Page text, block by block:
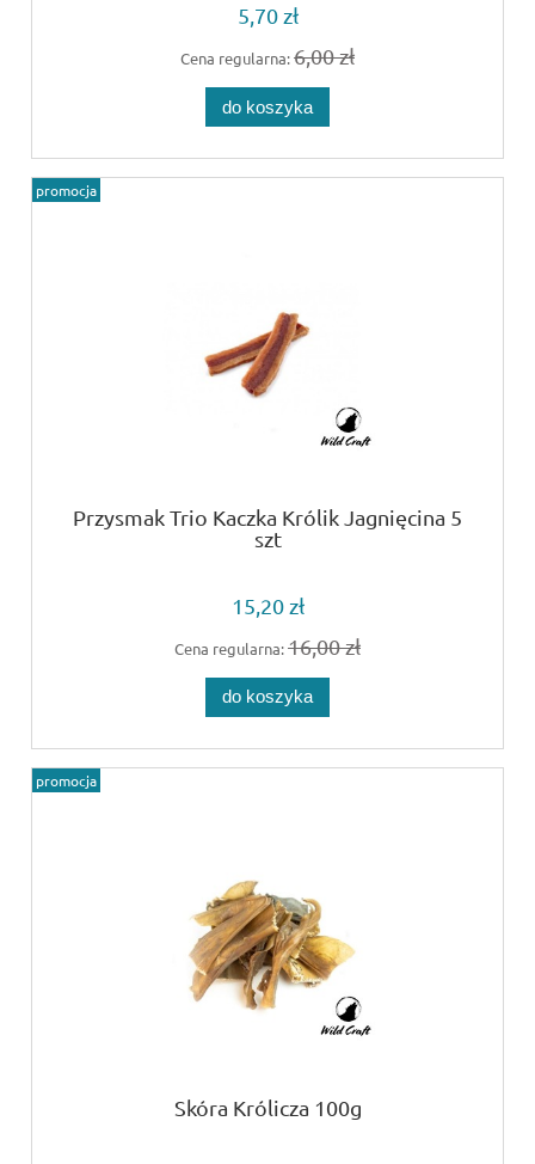
5,70 zł
Cena regularna:6,00 zł
do koszyka
Przysmak Trio Kaczka Królik Jagnięcina 5
szt
15,20 zł
Cena regularna:16,00 zł
do koszyka
promocja
Skóra Królicza 100g
promocja